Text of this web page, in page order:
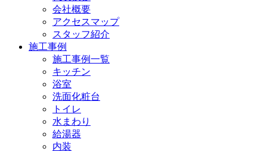
会社概要
アクセスマップ
スタッフ紹介
施工事例
施工事例一覧
キッチン
浴室
洗面化粧台
トイレ
水まわり
給湯器
内装